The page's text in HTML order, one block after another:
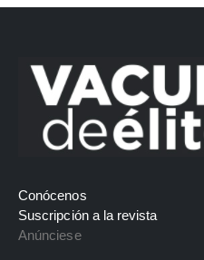
Conócenos
Suscripción a la revista
Anúnciese